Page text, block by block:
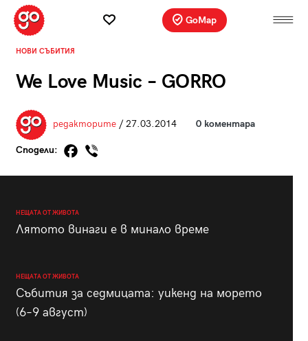
GoMap
НОВИ СЪБИТИЯ
We Love Music – GORRO
редакторите/ 27.03.2014 0 коментара
Сподели:
НЕЩАТА ОТ ЖИВОТА
Лятото винаги е в минало време
НЕЩАТА ОТ ЖИВОТА
Събития за седмицата: уикенд на морето
(6–9 август)